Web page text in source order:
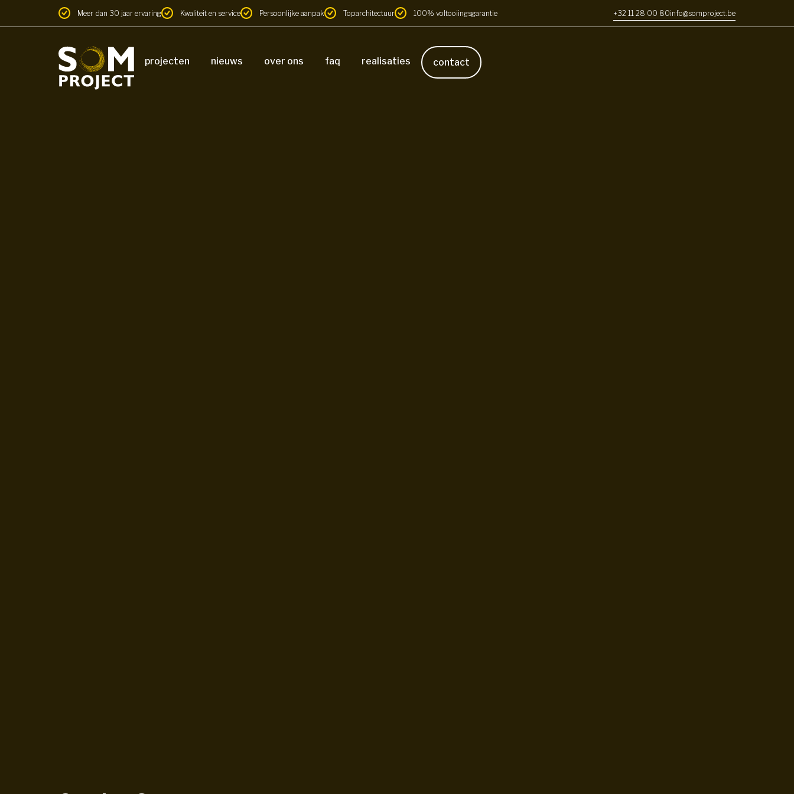
Meer dan 30 jaar ervaring Kwaliteit en service Persoonlijke aanpak Toparchitectuur 100% voltooiingsgarantie +32 11 28 00 80info@somproject.be
projecten nieuws over ons faq realisaties contact